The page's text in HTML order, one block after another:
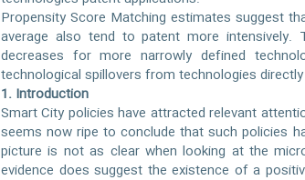
Propensity Score Matching estimates suggest
average also tend to patent more
decreases for more narrowly defined
technological spillovers from technologies
1. Introduction
Smart City policies have attracted relevant
seems now ripe to conclude that such policies
picture is not as clear when looking at the
evidence does suggest the existence of a